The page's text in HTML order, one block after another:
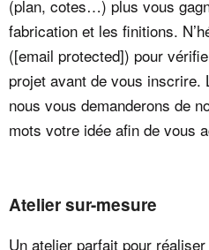
(plan, cotes…) plus vous
fabrication et les finitions.
([email protected]) pour
projet avant de vous inscrire.
nous vous demanderons de
mots votre idée afin de vous
Atelier sur-mesure
Un atelier parfait pour